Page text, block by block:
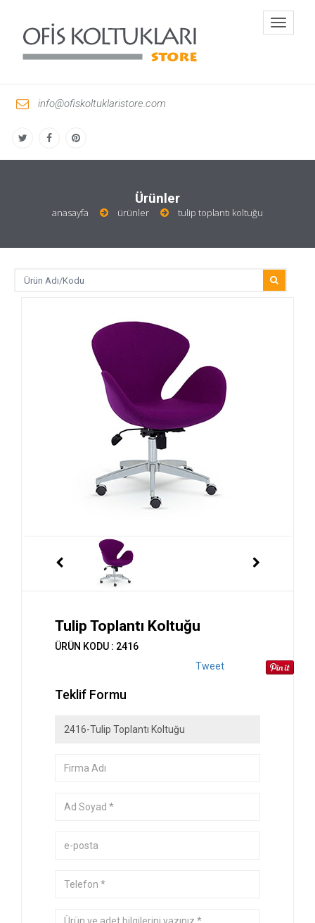
info@ofiskoltuklaristore.com
Toggle
Ürünler
anasayfa ürünler tulip toplantı koltuğu
Tulip Toplantı Koltuğu
ÜRÜN KODU : 2416
Tweet
Teklif Formu